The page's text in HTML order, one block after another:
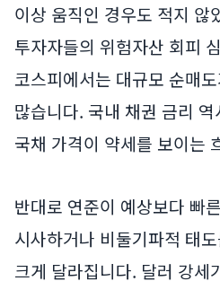
이상 움직인 경우도 적지 않
투자자들의 위험자산 회피
코스피에서는 대규모 순매
많습니다. 국내 채권 금리
국채 가격이 약세를 보이는
반대로 연준이 예상보다 빠
시사하거나 비둘기파적 태
크게 달라집니다. 달러 강세